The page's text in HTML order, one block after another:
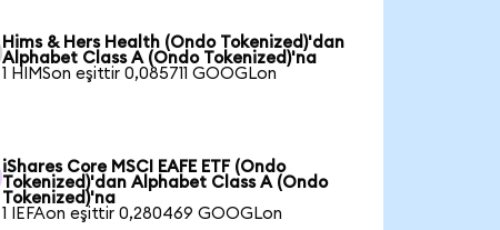
Hims & Hers Health (Ondo Tokenized)'dan
Alphabet Class A (Ondo Tokenized)'na
1 HIMSon eşittir 0,085711 GOOGLon
iShares Core MSCI EAFE ETF (Ondo
Tokenized)'dan Alphabet Class A (Ondo
Tokenized)'na
1 IEFAon eşittir 0,280469 GOOGLon